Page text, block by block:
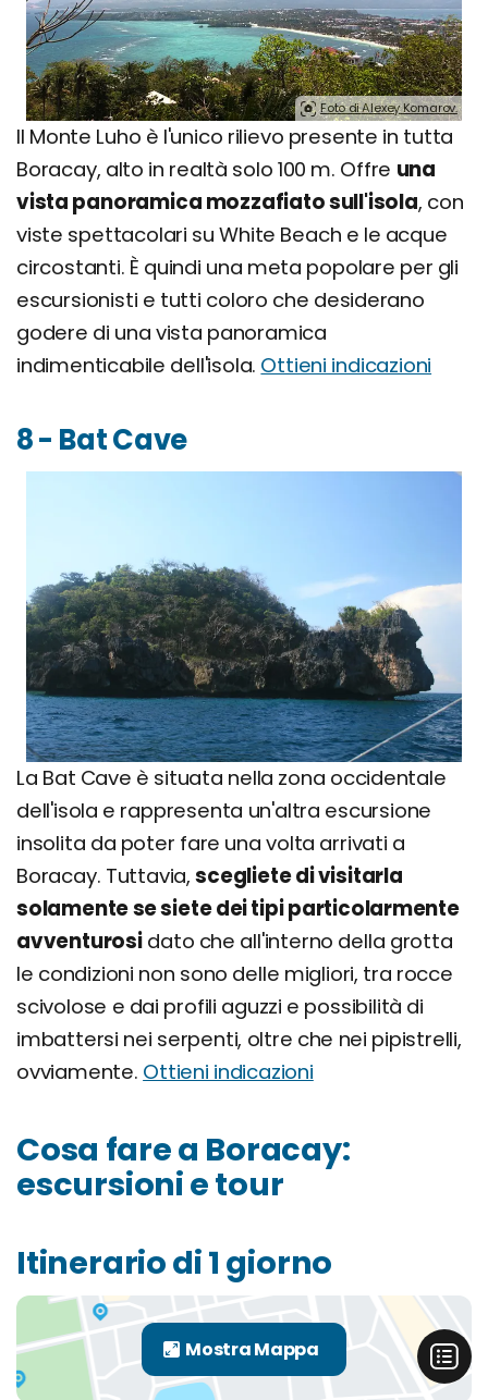
Foto di Alexey Komarov.
Il Monte Luho è l'unico rilievo presente in tutta
Boracay, alto in realtà solo 100 m. Offre una
vista panoramica mozzafiato sull'isola, con
viste spettacolari su White Beach e le acque
circostanti. È quindi una meta popolare per gli
escursionisti e tutti coloro che desiderano
godere di una vista panoramica
indimenticabile dell'isola. Ottieni indicazioni
8 - Bat Cave
La Bat Cave è situata nella zona occidentale
dell'isola e rappresenta un'altra escursione
insolita da poter fare una volta arrivati a
Boracay. Tuttavia,scegliete di visitarla
solamente se siete dei tipi particolarmente
avventurosidato che all'interno della grotta
le condizioni non sono delle migliori, tra rocce
scivolose e dai profili aguzzi e possibilità di
imbattersi nei serpenti, oltre che nei pipistrelli,
ovviamente. Ottieni indicazioni
Cosa fare a Boracay:
escursioni e tour
Itinerario di 1 giorno